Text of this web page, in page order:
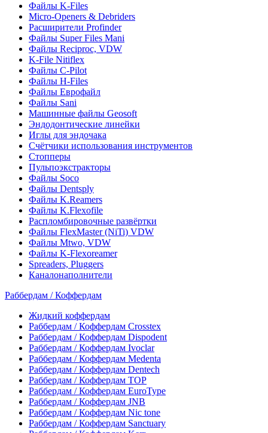
Файлы K-Files
Micro-Openers & Debriders
Расширители Profinder
Файлы Super Files Mani
Файлы Reciproc, VDW
K-File Nitiflex
Файлы C-Pilot
Файлы H-Files
Файлы Еврофайл
Файлы Sani
Машинные файлы Geosoft
Эндодонтические линейки
Иглы для эндочака
Счётчики использования инструментов
Стопперы
Пульпоэкстракторы
Файлы Soco
Файлы Dentsply
Файлы K.Reamers
Файлы K.Flexofile
Распломбировочные развёртки
Файлы FlexMaster (NiTi) VDW
Файлы Mtwo, VDW
Файлы K-Flexoreamer
Spreaders, Pluggers
Каналонаполнители
Раббердам / Коффердам
Жидкий коффердам
Раббердам / Коффердам Crosstex
Раббердам / Коффердам Dispodent
Раббердам / Коффердам Ivoclar
Раббердам / Коффердам Medenta
Раббердам / Коффердам Dentech
Раббердам / Коффердам ТОР
Раббердам / Коффердам EuroType
Раббердам / Коффердам JNB
Раббердам / Коффердам Nic tone
Раббердам / Коффердам Sanctuary